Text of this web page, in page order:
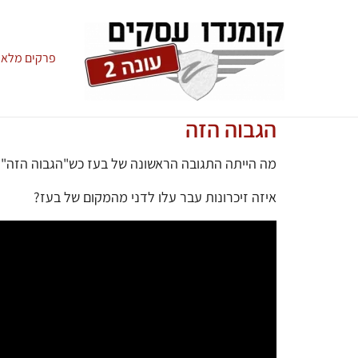
פרקים
הגבוה הזה
מה הייתה התגובה הראשונה של בעז כש"הגבוה הזה"
איזה זיכרונות עבר עלו לדני מהמקום של בעז?